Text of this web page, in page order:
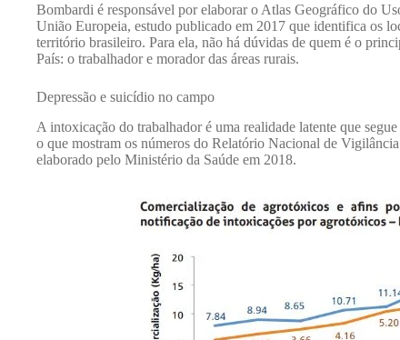
Bombardi é responsável por elaborar o Atlas Geográfico do
União Europeia, estudo publicado em 2017 que identifica os
território brasileiro. Para ela, não há dúvidas de quem é o
País: o trabalhador e morador das áreas rurais.
Depressão e suicídio no campo
A intoxicação do trabalhador é uma realidade latente que
o que mostram os números do Relatório Nacional de
elaborado pelo Ministério da Saúde em 2018.